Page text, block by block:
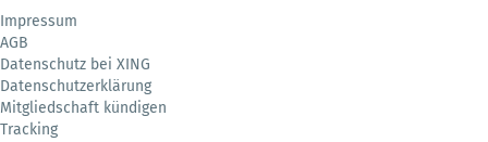
Impressum
AGB
Datenschutz bei XING
Datenschutzerklärung
Mitgliedschaft kündigen
Tracking